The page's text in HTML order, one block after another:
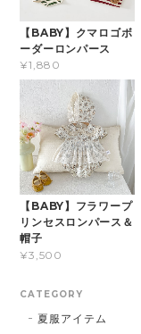
【BABY】クマロゴボ
ーダーロンパース
¥1,880
【BABY】フラワープ
リンセスロンパース＆
帽子
¥3,500
CATEGORY
夏服アイテム